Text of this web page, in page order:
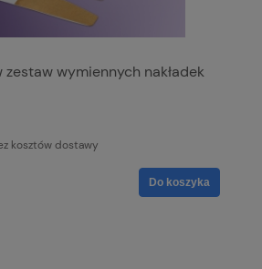
wymiennych nakładek
kosztów dostawy
Do koszyka